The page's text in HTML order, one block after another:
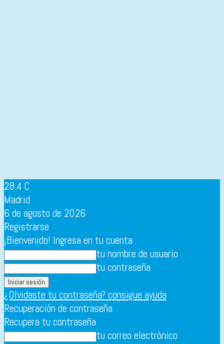
28.4 C
Madrid
6 de agosto de 2026
Registrarse
¡Bienvenido! Ingresa en tu cuenta
tu nombre de usuario
tu contraseña
¿Olvidaste tu contraseña? consigue ayuda
Recuperación de contraseña
Recupera tu contraseña
tu correo electrónico